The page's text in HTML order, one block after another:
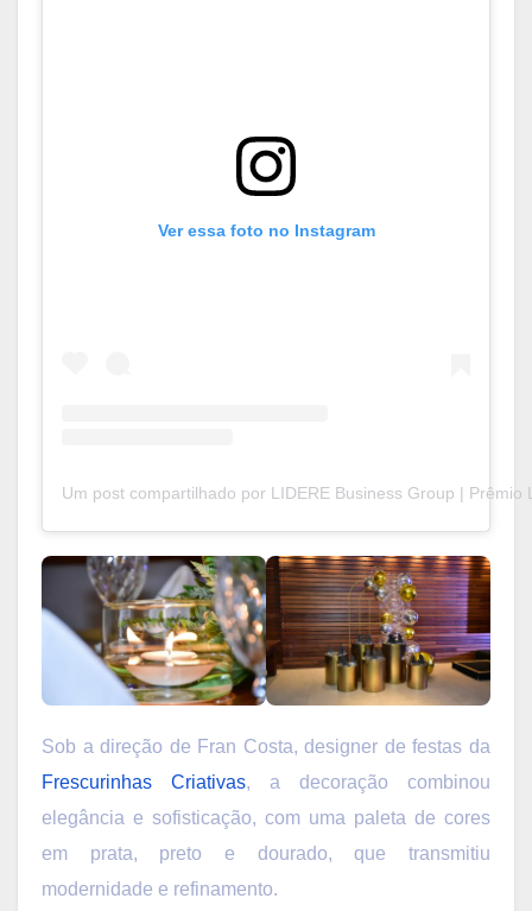
Ver essa foto no Instagram
Um post compartilhado por LIDERE Business Group | Prêmio
Sob a direção de Fran Costa, designer de festas da
Frescurinhas Criativas, a decoração combinou
elegância e sofisticação, com uma paleta de cores
em prata, preto e dourado, que transmitiu
modernidade e refinamento.